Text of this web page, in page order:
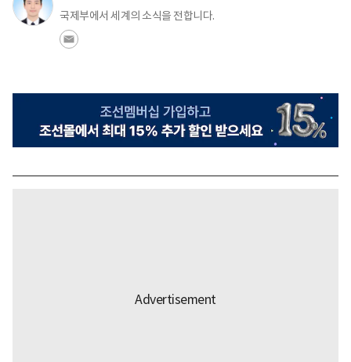
국제부에서 세계의 소식을 전합니다.